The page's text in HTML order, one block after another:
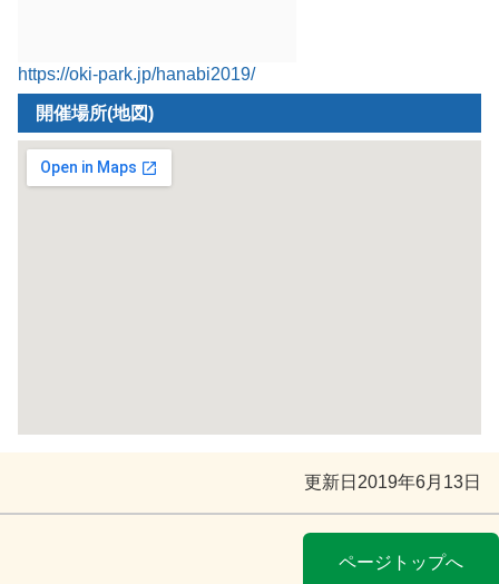
https://oki-park.jp/hanabi2019/
開催場所(地図)
更新日 2019年6月13日
ページトップへ